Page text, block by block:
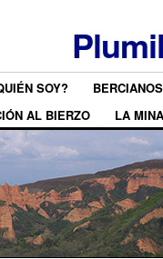
SOY?
AL BIERZO
LA MINA